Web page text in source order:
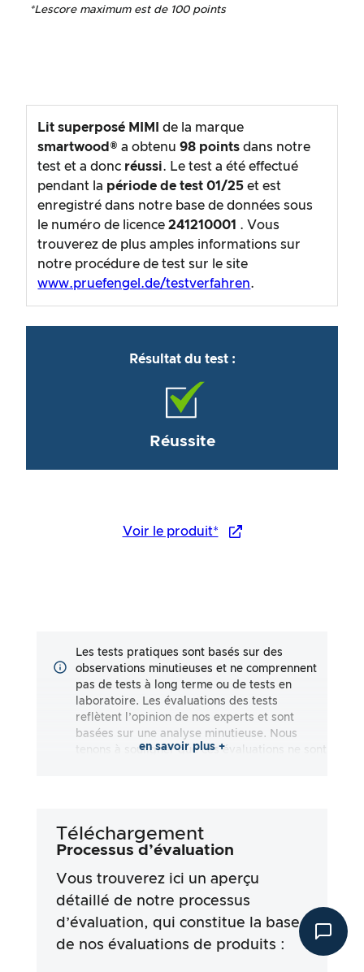
*Lescore maximum est de 100 points
Lit superposé MIMI
de la marque
smartwood® a obtenu 98 pointsdans notre
test et a donc réussi. Le test a été effectué
pendant la période de test01/25 et est
enregistré dans notre base de données sous
le numéro de licence241210001 . Vous
trouverez de plus amples informations sur
notre procédure de test sur le site
www.pruefengel.de/testverfahren.
Résultat du test :
Réussite
Voir le produit*
Les tests pratiques sont basés sur des
observations minutieuses et ne comprennent
pas de tests à long terme ou de tests en
laboratoire. Les évaluations des tests
reflètent l’opinion de nos experts et sont
basées sur une analyse minutieuse. Nous
tenons à souligner que ces évaluations ne sont
responsabilité ne soit assumée quant à
l’exactitude ou à l’exhaustivité des résultats
tests ne sont pas basés sur des prescriptions
légales, des effets médicaux ou des
ingrédients spécifiques des produits. Nous
nous appuyons sur les déclarations
publicitaires et les informations fournies par
en savoir plus +
Téléchargement
Processus d’évaluation
Vous trouverez ici un aperçu
détaillé de notre processus
d’évaluation, qui constitue la base
de nos évaluations de produits :